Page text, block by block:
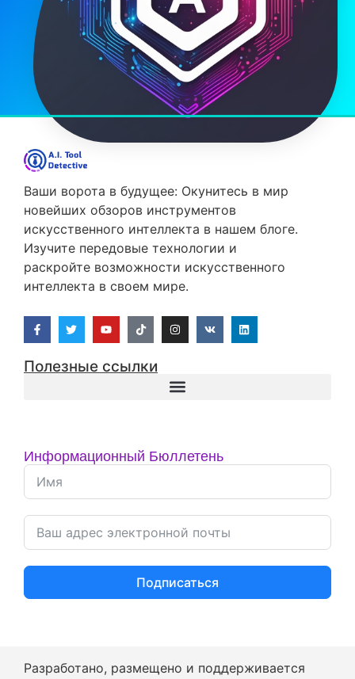
Ваши ворота в будущее: Окунитесь в мир
новейших обзоров инструментов
искусственного интеллекта в нашем блоге.
Изучите передовые технологии и
раскройте возможности искусственного
интеллекта в своем мире.
Полезные ссылки
Информационный Бюллетень
Подписаться
Разработано, размещено и поддерживается